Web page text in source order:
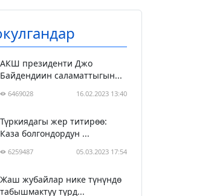
АКШ президенти Джо
Байдендиин саламаттыгын...
6469028 16.02.2023 13:40
Түркиядагы жер титирөө:
Каза болгондордун ...
6259487 05.03.2023 17:54
Жаш жубайлар нике түнүндө
табышмактуу түрд...